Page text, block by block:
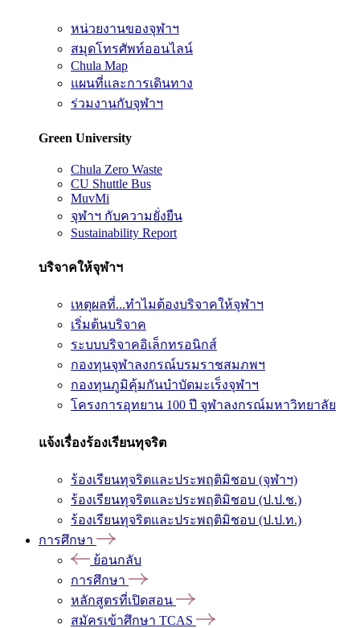
หน่วยงานของจุฬาฯ
สมุดโทรศัพท์ออนไลน์
Chula Map
แผนที่และการเดินทาง
ร่วมงานกับจุฬาฯ
Green University
Chula Zero Waste
CU Shuttle Bus
MuvMi
จุฬาฯ กับความยั่งยืน
Sustainability Report
บริจาคให้จุฬาฯ
เหตุผลที่...ทำไมต้องบริจาคให้จุฬาฯ
เริ่มต้นบริจาค
ระบบบริจาคอิเล็กทรอนิกส์
กองทุนจุฬาลงกรณ์บรมราชสมภพฯ
กองทุนภูมิคุ้มกันบำบัดมะเร็งจุฬาฯ
โครงการอุทยาน 100 ปี จุฬาลงกรณ์มหาวิทยาลัย
แจ้งเรื่องร้องเรียนทุจริต
ร้องเรียนทุจริตและประพฤติมิชอบ (จุฬาฯ)
ร้องเรียนทุจริตและประพฤติมิชอบ (ป.ป.ช.)
ร้องเรียนทุจริตและประพฤติมิชอบ (ป.ป.ท.)
การศึกษา
ย้อนกลับ
การศึกษา
หลักสูตรที่เปิดสอน
สมัครเข้าศึกษา TCAS